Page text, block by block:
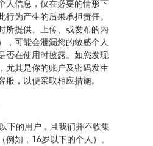
人信息，仅在必要的情形下
行为产生的后果承担责任。
所提供、上传、或发布的内
，可能会泄漏您的敏感个人
否在使用时披露。如您发现
尤其是你的账户及密码发生
服，以便采取相应措施。
下的用户，且我们并不收集
例如，16岁以下的个人）。